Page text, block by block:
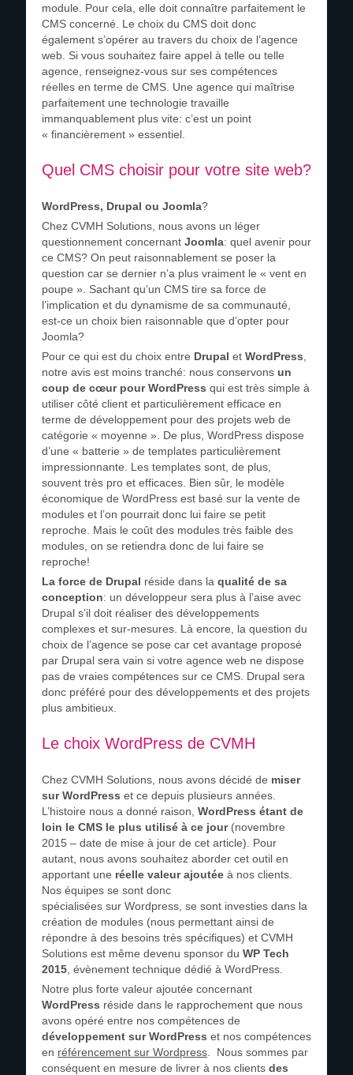
module. Pour cela, elle doit connaître parfaitement le
CMS concerné. Le choix du CMS doit donc
également s’opérer au travers du choix de l’agence
web. Si vous souhaitez faire appel à telle ou telle
agence, renseignez-vous sur ses compétences
réelles en terme de CMS. Une agence qui maîtrise
parfaitement une technologie travaille
immanquablement plus vite: c’est un point
« financièrement » essentiel.
Quel CMS choisir pour votre site web?
WordPress, Drupal ou Joomla?
Chez CVMH Solutions, nous avons un léger
questionnement concernant Joomla: quel avenir pour
ce CMS? On peut raisonnablement se poser la
question car se dernier n’a plus vraiment le « vent en
poupe ». Sachant qu’un CMS tire sa force de
l’implication et du dynamisme de sa communauté,
est-ce un choix bien raisonnable que d’opter pour
Joomla?
Pour ce qui est du choix entre Drupal et WordPress
notre avis est moins tranché: nous conservons un
coup de cœur pour WordPress qui est très simple à
utiliser côté client et particulièrement efficace en
terme de développement pour des projets web de
catégorie « moyenne ». De plus, WordPress dispose
d’une « batterie » de templates particulièrement
impressionnante. Les templates sont, de plus,
souvent très pro et efficaces. Bien sûr, le modèle
économique de WordPress est basé sur la vente de
modules et l’on pourrait donc lui faire se petit
reproche. Mais le coût des modules très faible des
modules, on se retiendra donc de lui faire se
reproche!
La force de Drupal réside dans la qualité de sa
conception: un développeur sera plus à l’aise avec
Drupal s’il doit réaliser des développements
complexes et sur-mesures. Là encore, la question du
choix de l’agence se pose car cet avantage proposé
par Drupal sera vain si votre agence web ne dispose
pas de vraies compétences sur ce CMS. Drupal sera
donc préféré pour des développements et des projets
plus ambitieux.
Le choix WordPress de CVMH
Chez CVMH Solutions, nous avons décidé de miser
sur WordPress et ce depuis plusieurs années.
L’histoire nous a donné raison, WordPress étant de
loin le CMS le plus utilisé à ce jour(novembre
2015 – date de mise à jour de cet article). Pour
autant, nous avons souhaitez aborder cet outil en
apportant une réelle valeur ajoutée à nos clients.
Nos équipes se sont donc
spécialisées sur Wordpress, se sont investies dans la
création de modules (nous permettant ainsi de
répondre à des besoins très spécifiques) et CVMH
Solutions est même devenu sponsor du WP Tech
2015 , évènement technique dédié à WordPress.
Notre plus forte valeur ajoutée concernant
WordPress réside dans le rapprochement que nous
avons opéré entre nos compétences de
développement sur WordPress et nos compétences
en référencement sur Wordpress . Nous sommes par
conséquent en mesure de livrer à nos clients des